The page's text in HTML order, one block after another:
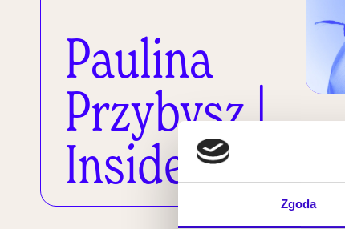
Zgoda
Paulina
Przybysz |
Insides